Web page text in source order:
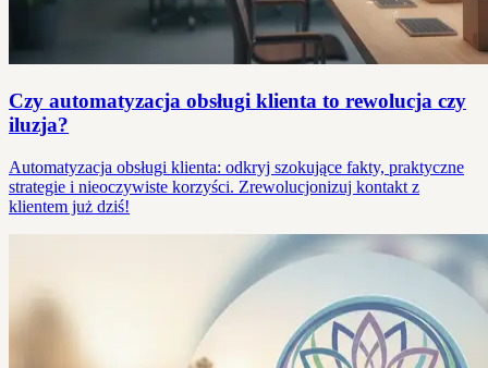
Czy automatyzacja obsługi klienta to rewolucja czy
iluzja?
Automatyzacja obsługi klienta: odkryj szokujące fakty, praktyczne
strategie i nieoczywiste korzyści. Zrewolucjonizuj kontakt z
klientem już dziś!